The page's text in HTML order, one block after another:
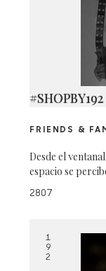
FRIENDS &
Desde el
espacio se
2807
1
9
2